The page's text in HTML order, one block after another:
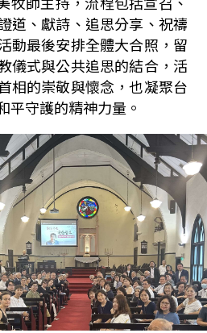
道、獻詩、追思分享、祝禱
動最後安排全體大合照，留
儀式與公共追思的結合，活
相的崇敬與懷念，也凝聚台
平守護的精神力量。